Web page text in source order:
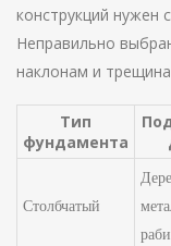
конструкций нужен
Неправильно
наклонам и
Тип
фундамента
Столбчатый